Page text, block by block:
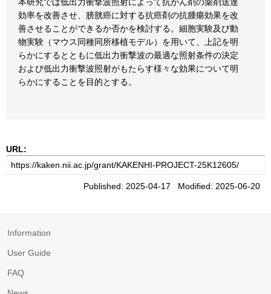
効率を改善させ、膀胱癌に対する抗癌剤の抗腫瘍効果を改
善させることができるか否かを検討する。細胞実験及び動
物実験（マウス同種同所移植モデル）を用いて、上記を明
らかにするとともに低出力衝撃波の最適な照射条件の決定
および低出力衝撃波照射がもたらす様々な効果について明
らかにすることを目的とする。
URL:
Published: 2025-04-17 Modified: 2025-06-20
Information
User Guide
FAQ